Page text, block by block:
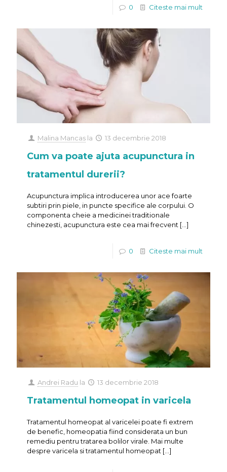
0 Citeste mai mult
Malina Mancas la 13 decembrie 2018
Cum va poate ajuta acupunctura in
tratamentul durerii?
Acupunctura implica introducerea unor ace foarte
subtiri prin piele, in puncte specifice ale corpului. O
componenta cheie a medicinei traditionale
chinezesti, acupunctura este cea mai frecvent […]
0 Citeste mai mult
Andrei Radu la 13 decembrie 2018
Tratamentul homeopat in varicela
Tratamentul homeopat al varicelei poate fi extrem
de benefic, homeopatia fiind considerata un bun
remediu pentru tratarea bolilor virale. Mai multe
despre varicela si tratamentul homeopat […]